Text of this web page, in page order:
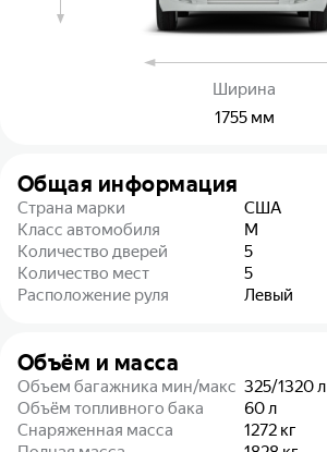
Ширина
1755 мм
Общая информация
Страна марки
США
Класс автомобиля
M
Количество дверей
5
Количество мест
5
Расположение руля
Левый
Объём и масса
Объем багажника мин/макс 325/1320л
Объём топливного бака
60л
Снаряженная масса
1272 кг